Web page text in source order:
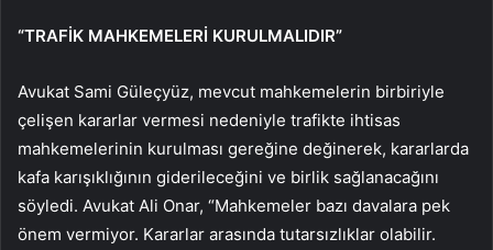
“TRAFİK MAHKEMELERİ KURULMALIDIR”
Avukat Sami Güleçyüz, mevcut mahkemelerin birbiriyle
çelişen kararlar vermesi nedeniyle trafikte ihtisas
mahkemelerinin kurulması gereğine değinerek, kararlarda
kafa karışıklığının giderileceğini ve birlik sağlanacağını
söyledi. Avukat Ali Onar, “Mahkemeler bazı davalara pek
önem vermiyor. Kararlar arasında tutarsızlıklar olabilir.